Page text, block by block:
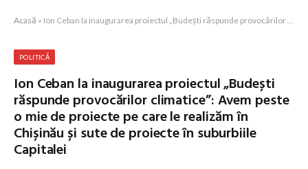
Acasă » Ion Ceban la inaugurarea proiectul „Budești răspunde provocărilor climatice”: Avem peste o mie de proiecte pe care le realizăm în Chișinău și sute de proiecte în suburbiile Capitalei
POLITICĂ
Ion Ceban la inaugurarea proiectul „Budești
răspunde provocărilor climatice”: Avem peste
o mie de proiecte pe care le realizăm în
Chișinău și sute de proiecte în suburbiile
Capitalei